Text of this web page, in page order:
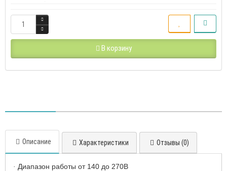
В корзину
Описание Характеристики Отзывы (0)
· Диапазон работы от 140 до 270В